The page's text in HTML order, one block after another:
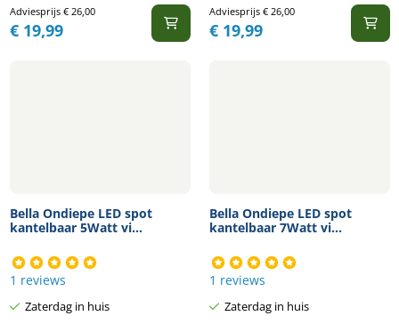
Adviesprijs €26,00
€19,99
Adviesprijs €26,00
€19,99
Bella Ondiepe LED spot
kantelbaar 5Watt vi...
1 reviews
Zaterdag in huis
Bella Ondiepe LED spot
kantelbaar 7Watt vi...
1 reviews
Zaterdag in huis